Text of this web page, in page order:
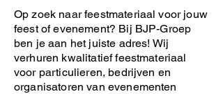
Op zoek naar feestmateriaal voor jouw
feest of evenement? Bij BJP-Groep
ben je aan het juiste adres! Wij
verhuren kwalitatief feestmateriaal
voor particulieren, bedrijven en
organisatoren van evenementen